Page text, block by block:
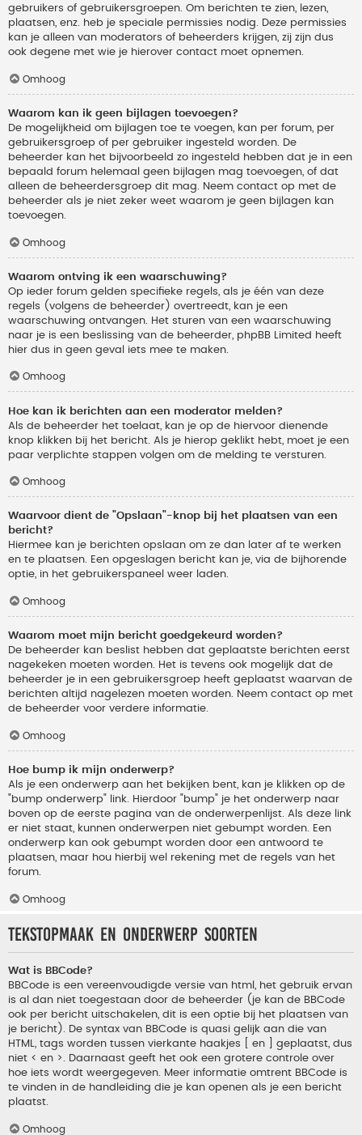
gebruikers of gebruikersgroepen. Om berichten te zien, lezen,
plaatsen, enz. heb je speciale permissies nodig. Deze permissies
kan je alleen van moderators of beheerders krijgen, zij zijn dus
ook degene met wie je hierover contact moet opnemen.
Omhoog
Waarom kan ik geen bijlagen toevoegen?
De mogelijkheid om bijlagen toe te voegen, kan per forum, per
gebruikersgroep of per gebruiker ingesteld worden. De
beheerder kan het bijvoorbeeld zo ingesteld hebben dat je in een
bepaald forum helemaal geen bijlagen mag toevoegen, of dat
alleen de beheerdersgroep dit mag. Neem contact op met de
beheerder als je niet zeker weet waarom je geen bijlagen kan
toevoegen.
Omhoog
Waarom ontving ik een waarschuwing?
Op ieder forum gelden specifieke regels, als je één van deze
regels (volgens de beheerder) overtreedt, kan je een
waarschuwing ontvangen. Het sturen van een waarschuwing
naar je is een beslissing van de beheerder, phpBB Limited heeft
hier dus in geen geval iets mee te maken.
Omhoog
Hoe kan ik berichten aan een moderator melden?
Als de beheerder het toelaat, kan je op de hiervoor dienende
knop klikken bij het bericht. Als je hierop geklikt hebt, moet je een
paar verplichte stappen volgen om de melding te versturen.
Omhoog
Waarvoor dient de "Opslaan"-knop bij het plaatsen van een
bericht?
Hiermee kan je berichten opslaan om ze dan later af te werken
en te plaatsen. Een opgeslagen bericht kan je, via de bijhorende
optie, in het gebruikerspaneel weer laden.
Omhoog
Waarom moet mijn bericht goedgekeurd worden?
De beheerder kan beslist hebben dat geplaatste berichten eerst
nagekeken moeten worden. Het is tevens ook mogelijk dat de
beheerder je in een gebruikersgroep heeft geplaatst waarvan de
berichten altijd nagelezen moeten worden. Neem contact op met
de beheerder voor verdere informatie.
Omhoog
Hoe bump ik mijn onderwerp?
Als je een onderwerp aan het bekijken bent, kan je klikken op de
"bump onderwerp" link. Hierdoor "bump" je het onderwerp naar
boven op de eerste pagina van de onderwerpenlijst. Als deze link
er niet staat, kunnen onderwerpen niet gebumpt worden. Een
onderwerp kan ook gebumpt worden door een antwoord te
plaatsen, maar hou hierbij wel rekening met de regels van het
forum.
Omhoog
Tekstopmaak en onderwerp soorten
Wat is BBCode?
BBCode is een vereenvoudigde versie van html, het gebruik ervan
is al dan niet toegestaan door de beheerder (je kan de BBCode
ook per bericht uitschakelen, dit is een optie bij het plaatsen van
je bericht). De syntax van BBCode is quasi gelijk aan die van
HTML, tags worden tussen vierkante haakjes [ en ] geplaatst, dus
niet < en >. Daarnaast geeft het ook een grotere controle over
hoe iets wordt weergegeven. Meer informatie omtrent BBCode is
te vinden in de handleiding die je kan openen als je een bericht
plaatst.
Omhoog